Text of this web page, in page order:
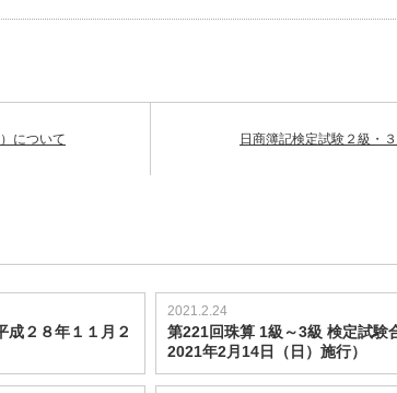
について 日商簿記検定試験２級・
２８年１１月２
2021.2.24
第221回珠算 1級～3級 検定試験
2021年2月14日（日）施行）